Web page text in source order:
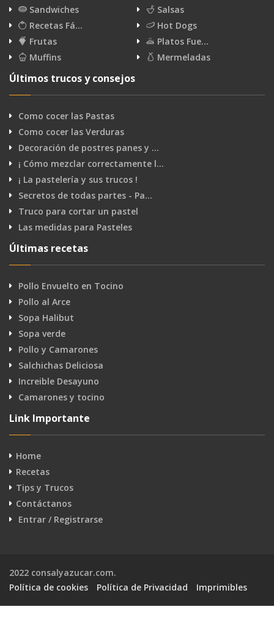
Sandwiches
Salsas
Recetas Fá…
Hot Dogs
Frutas
Platos Fue…
Muffins
Mermeladas
Últimos trucos y consejos
Como cocer las Pastas
Como cocer las Verduras
Decoración de postres panes y …
¡ Cómo mezclar correctamente l…
¡ La pastelería y sus trucos !
Secretos de todas partes - Pa…
Truco para cortar un pastel
Las medidas para Pasteles
Últimas recetas
Pollo Envuelto en Tocino
Pollo al Arce
Sopa Halibut
Sopa verde
Pollo y Camarones
Salchichas Deliciosa
Increible Desayuno
Camarones y tocino
Link Importante
Home
Recetas
Tips y Trucos
Contáctanos
Entrar / Registrarse
2022 consalyazucar.com.
Política de cookies
Política de Privacidad Imprimibles